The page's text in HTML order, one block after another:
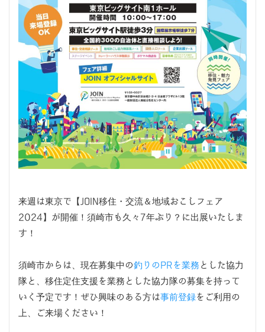
来週は東京で【JOIN移住・交流＆地域おこしフェア
2024】が開催！須崎市も久々7年ぶり？に出展いたしま
す！
須崎市からは、現在募集中の釣りのPRを業務 とした協力
隊と、移住定住支援を業務とした協力隊の募集を持って
いく予定です！ぜひ興味のある方は事前登録をご利用の
上、ご来場ください！